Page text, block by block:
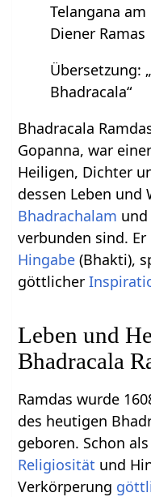
Telangana am
Diener Ramas
Übersetzung:
Bhadracala“
Bhadracala
Gopanna, war
Heiligen, Dichter
dessen Leben
Bhadrachalam und
verbunden sind.
Hingabe (Bhakti),
göttlicher
Leben und
Bhadracala
Ramdas wurde
des heutigen
geboren. Schon
Religiosität und
Verkörperung